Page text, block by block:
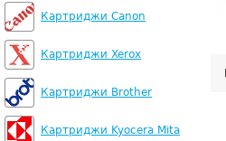
Картриджи Canon
Картриджи Xerox
Картриджи Brother
Картриджи Kyocera Mita